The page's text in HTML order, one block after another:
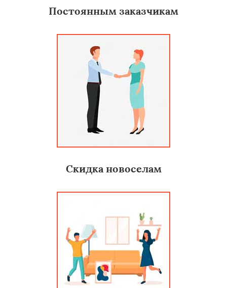
Постоянным заказчикам
Скидка новоселам